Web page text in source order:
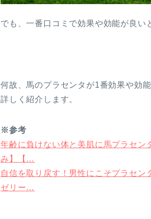
でも、一番口コミで効果や効能が良い
何故、馬のプラセンタが1番効果や効
詳しく紹介します。
※参考
年齢に負けない体と美肌に馬プラセン
み】【…
自信を取り戻す！男性にこそプラセ
ゼリー…